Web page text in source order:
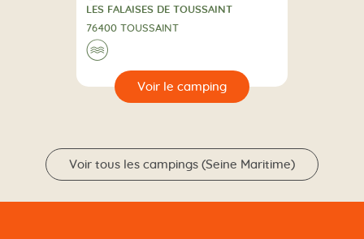
2 Étoiles
CAMPING
LES FALAISES DE TOUSSAINT
76400 TOUSSAINT
Au bord de l'eau
🌊
Voir tous les campings (Seine Maritime)